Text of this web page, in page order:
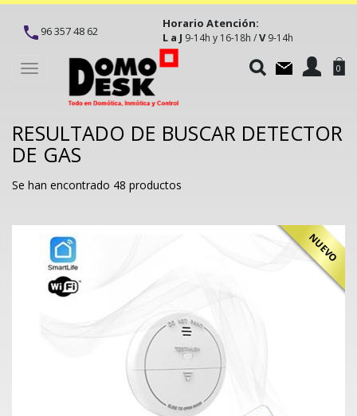
96 357 48 62
Horario Atención:
L a J 9-14h y 16-18h /V9-14h
Toggle
navigation
0
RESULTADO DE BUSCAR DETECTOR
DE GAS
Se han encontrado 48 productos
NUEVO